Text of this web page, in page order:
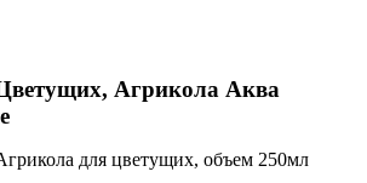
Агрикола Аква
для цветущих, объем 250мл